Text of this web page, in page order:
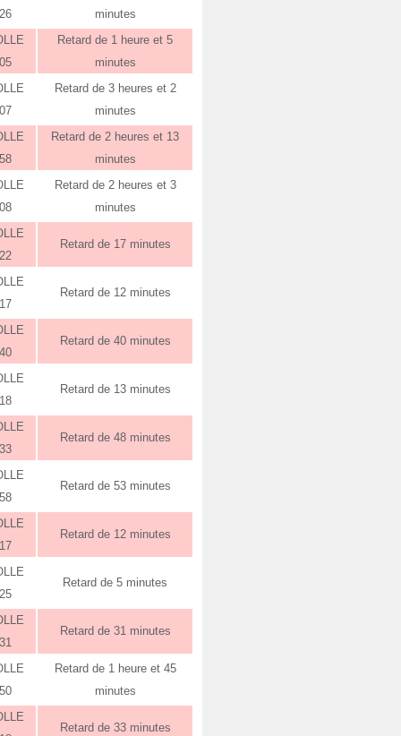
minutes
Retard de 1 heure et 5
minutes
Retard de 3 heures et 2
minutes
Retard de 2 heures et 13
minutes
Retard de 2 heures et 3
minutes
Retard de 17 minutes
Retard de 12 minutes
Retard de 40 minutes
Retard de 13 minutes
Retard de 48 minutes
Retard de 53 minutes
Retard de 12 minutes
Retard de 5 minutes
Retard de 31 minutes
Retard de 1 heure et 45
minutes
Retard de 33 minutes